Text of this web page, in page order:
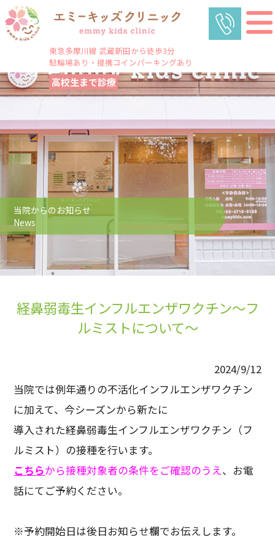
東急多摩川線 武蔵新田から徒歩3分
駐輪場あり・提携コインパーキングあり
高校生まで診療
当院からのお知らせ
News
経鼻弱毒生インフルエンザワクチン～フ
ルミストについて～
2024/9/12
当院では例年通りの不活化インフルエンザワクチン
に加えて、今シーズンから新たに
導入された経鼻弱毒生インフルエンザワクチン（フ
ルミスト）の接種を行います。
こちらから接種対象者の条件をご確認のうえ、お電
話にてご予約ください。
※予約開始日は後日お知らせ欄でお伝えします。